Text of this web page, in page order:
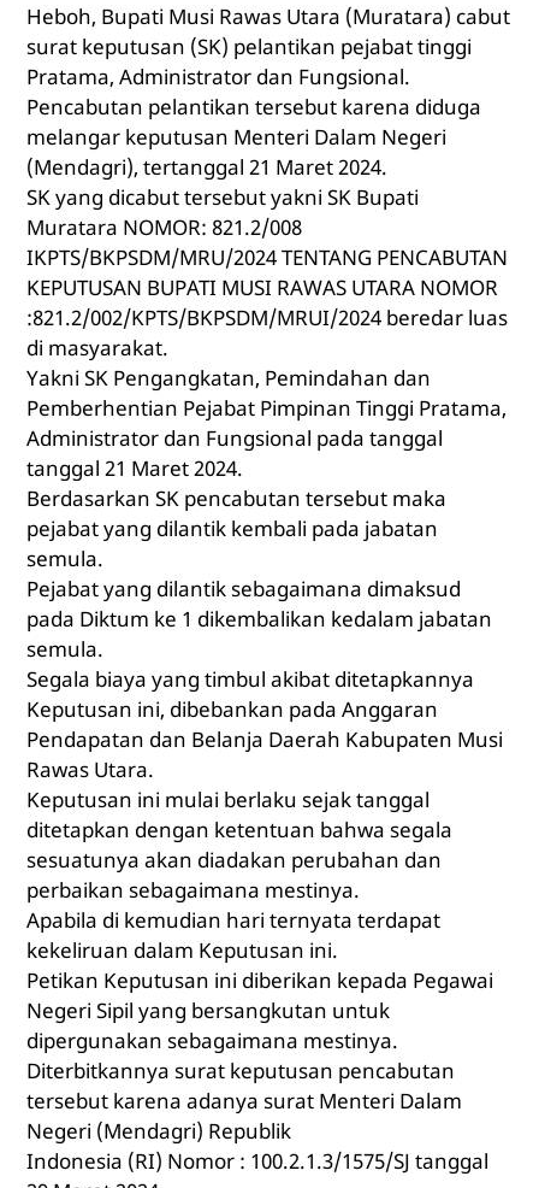
Heboh, Bupati Musi Rawas Utara (Muratara) cabut
surat keputusan (SK) pelantikan pejabat tinggi
Pratama, Administrator dan Fungsional.
Pencabutan pelantikan tersebut karena diduga
melangar keputusan Menteri Dalam Negeri
(Mendagri), tertanggal 21 Maret 2024.
SK yang dicabut tersebut yakni SK Bupati
Muratara NOMOR: 821.2/008
IKPTS/BKPSDM/MRU/2024 TENTANG PENCABUTAN
KEPUTUSAN BUPATI MUSI RAWAS UTARA NOMOR
:821.2/002/KPTS/BKPSDM/MRUI/2024 beredar luas
di masyarakat.
Yakni SK Pengangkatan, Pemindahan dan
Pemberhentian Pejabat Pimpinan Tinggi Pratama,
Administrator dan Fungsional pada tanggal
tanggal 21 Maret 2024.
Berdasarkan SK pencabutan tersebut maka
pejabat yang dilantik kembali pada jabatan
semula.
Pejabat yang dilantik sebagaimana dimaksud
pada Diktum ke 1 dikembalikan kedalam jabatan
semula.
Segala biaya yang timbul akibat ditetapkannya
Keputusan ini, dibebankan pada Anggaran
Pendapatan dan Belanja Daerah Kabupaten Musi
Rawas Utara.
Keputusan ini mulai berlaku sejak tanggal
ditetapkan dengan ketentuan bahwa segala
sesuatunya akan diadakan perubahan dan
perbaikan sebagaimana mestinya.
Apabila di kemudian hari ternyata terdapat
kekeliruan dalam Keputusan ini.
Petikan Keputusan ini diberikan kepada Pegawai
Negeri Sipil yang bersangkutan untuk
dipergunakan sebagaimana mestinya.
Diterbitkannya surat keputusan pencabutan
tersebut karena adanya surat Menteri Dalam
Negeri (Mendagri) Republik
Indonesia (RI) Nomor : 100.2.1.3/1575/SJ tanggal